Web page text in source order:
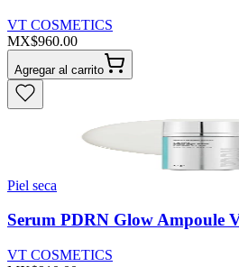
VT COSMETICS
MX$960.00
Agregar al carrito
Piel seca
Serum PDRN Glow Ampoule
VT COSMETICS